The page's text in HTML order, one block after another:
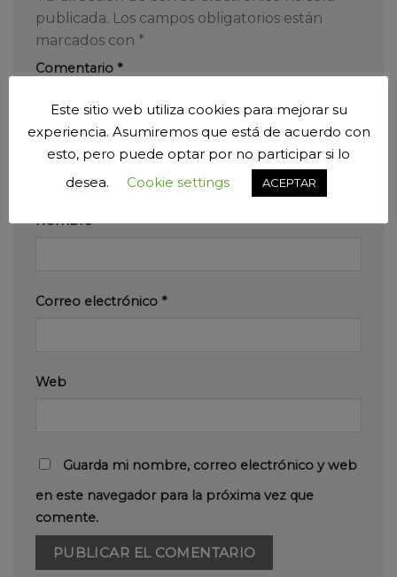
publicada. Los campos obligatorios están
marcados con *
Comentario *
Nombre*
Correo electrónico *
Web
Guarda mi nombre, correo electrónico y web
en este navegador para la próxima vez que
comente.
Este sitio web utiliza cookies para mejorar su
experiencia. Asumiremos que está de acuerdo con
esto, pero puede optar por no participar si lo
desea.
Cookie settings ACEPTAR